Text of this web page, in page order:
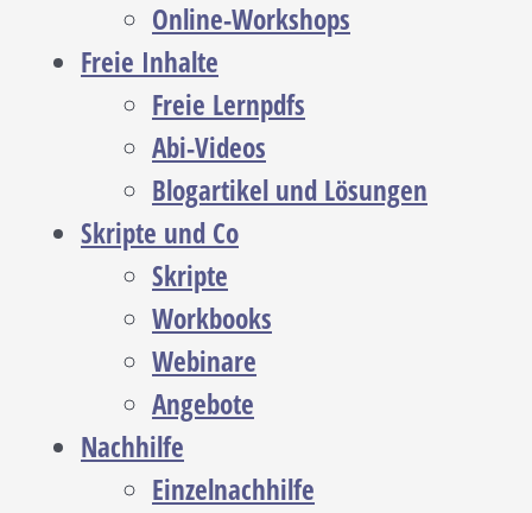
Online-Workshops
Freie Inhalte
Freie Lernpdfs
Abi-Videos
Blogartikel und Lösungen
Skripte und Co
Skripte
Workbooks
Webinare
Angebote
Nachhilfe
Einzelnachhilfe